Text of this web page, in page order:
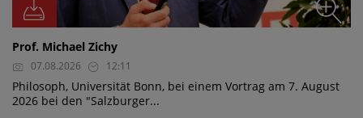
Prof. Michael Zichy
07.08.2026 12:11
Philosoph, Universität Bonn, bei einem Vortrag am 7. August
2026 bei den "Salzburger...